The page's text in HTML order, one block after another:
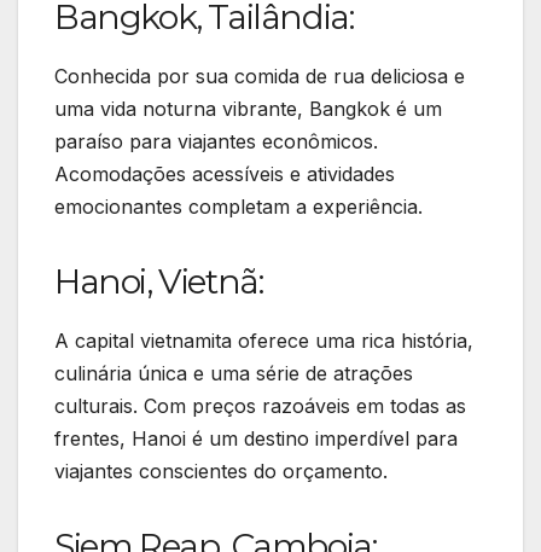
Bangkok, Tailândia:
Conhecida por sua comida de rua deliciosa e
uma vida noturna vibrante, Bangkok é um
paraíso para viajantes econômicos.
Acomodações acessíveis e atividades
emocionantes completam a experiência.
Hanoi, Vietnã:
A capital vietnamita oferece uma rica história,
culinária única e uma série de atrações
culturais. Com preços razoáveis em todas as
frentes, Hanoi é um destino imperdível para
viajantes conscientes do orçamento.